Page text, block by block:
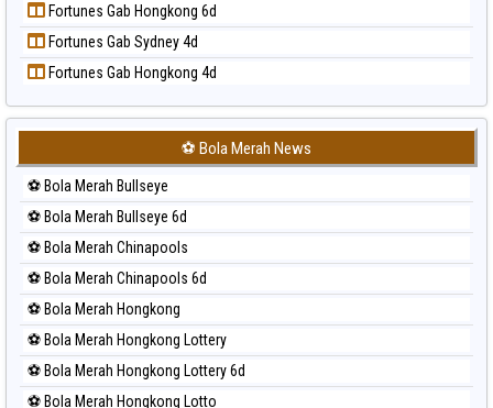
Prediksi Singapore
Prediksi Sydney
Prediksi Sydney Lottery
Prediksi Sydney Lottery 6d
Prediksi Sydney Pools 6d
Prediksi Taipei
Prediksi Taiwan
Fortunes Gab Hongkong 6d
Fortunes Gab Sydney 4d
Fortunes Gab Hongkong 4d
⚽ Bola Merah News
⚽ Bola Merah Bullseye
⚽ Bola Merah Bullseye 6d
⚽ Bola Merah Chinapools
⚽ Bola Merah Chinapools 6d
⚽ Bola Merah Hongkong
⚽ Bola Merah Hongkong Lottery
⚽ Bola Merah Hongkong Lottery 6d
⚽ Bola Merah Hongkong Lotto